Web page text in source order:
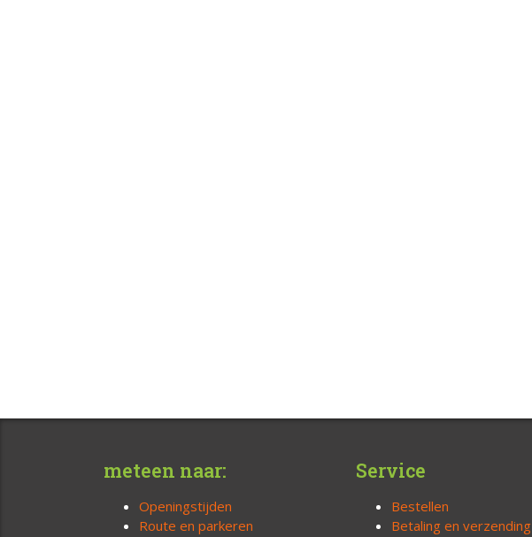
meteen naar:
Openingstijden
Route en parkeren
Service
Bestellen
Betaling en verzending